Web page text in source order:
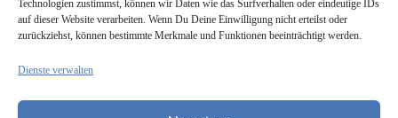
Technologien zustimmst, können wir Daten wie das Surfverhalten oder eindeutige IDs
auf dieser Website verarbeiten. Wenn Du Deine Einwilligung nicht erteilst oder
zurückziehst, können bestimmte Merkmale und Funktionen beeinträchtigt werden.
Dienste verwalten